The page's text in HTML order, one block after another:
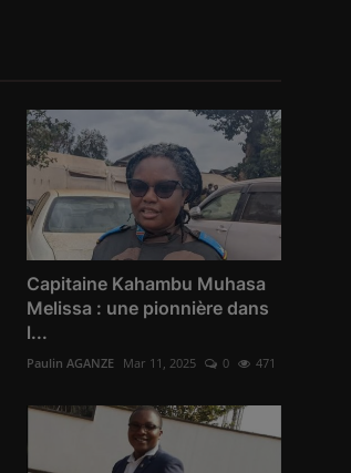
Capitaine Kahambu Muhasa
Melissa : une pionnière dans
l...
Paulin AGANZE Mar 11, 2025 0 471